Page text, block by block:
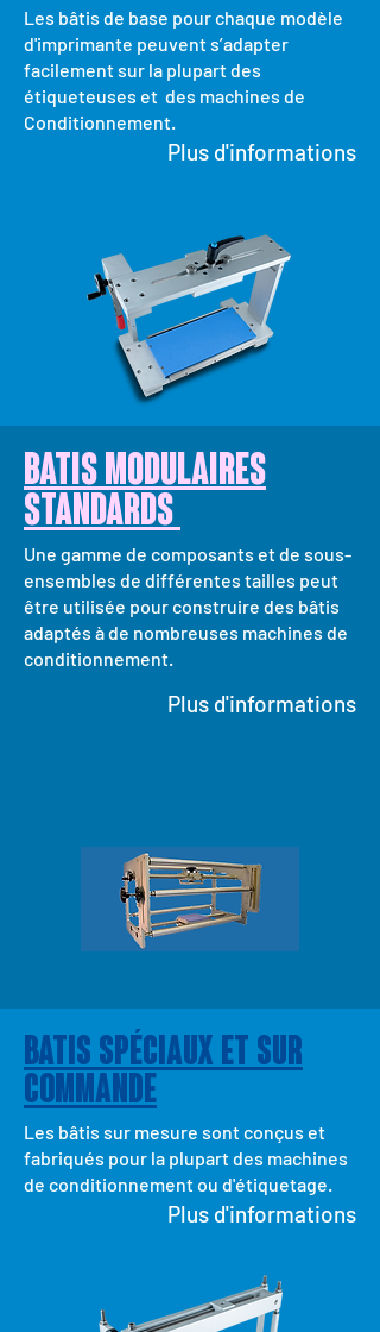
Les bâtis de base pour chaque modèle
d'imprimante peuvent s’adapter
facilement sur la plupart des
étiqueteuses et des machines de
Conditionnement.
Plus d'informations
BATIS MODULAIRES
STANDARDS
Une gamme de composants et de sous-
ensembles de différentes tailles peut
être utilisée pour construire des bâtis
adaptés à de nombreuses machines de
conditionnement.
Plus d'informations
BATIS SPÉCIAUX ET SUR
COMMANDE
Les bâtis sur mesure sont conçus et
fabriqués pour la plupart des machines
de conditionnement ou d'étiquetage.
Plus d'informations